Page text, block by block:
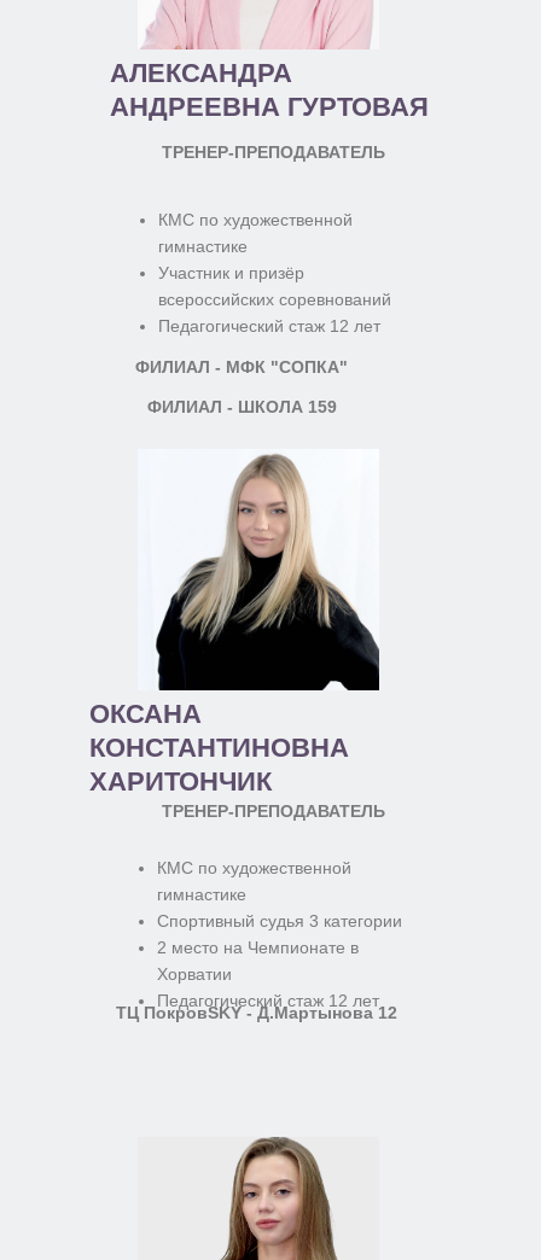
ОКСАНА
КОНСТАНТИНОВНА
ХАРИТОНЧИК
АЛЕКСАНДРА
АНДРЕЕВНА ГУРТОВАЯ
ТРЕНЕР-ПРЕПОДАВАТЕЛЬ
ТЦ ПокровSKY - Д.Мартынова 12
ФИЛИАЛ - МФК "СОПКА"
ФИЛИАЛ - ШКОЛА 159
ТРЕНЕР-ПРЕПОДАВАТЕЛЬ
КМС по художественной
гимнастике
Участник и призёр
всероссийских соревнований
Педагогический стаж 12 лет
КМС по художественной
гимнастике
Спортивный судья 3 категории
2 место на Чемпионате в
Хорватии
Педагогический стаж 12 лет